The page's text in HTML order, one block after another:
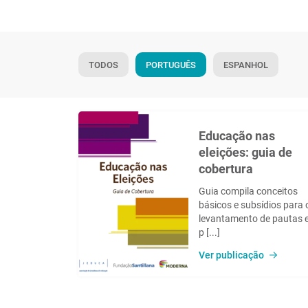
TODOS PORTUGUÊS ESPANHOL
Educação nas
eleições: guia de
cobertura
Guia compila conceitos
básicos e subsídios para
levantamento de pautas
p [...]
Ver publicação